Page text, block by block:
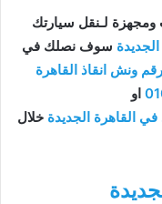
لـنقل سيارتك
سوف نصلك في
رقم ونش انقاذ القاهرة
او
القاهرة الجديدة خلال